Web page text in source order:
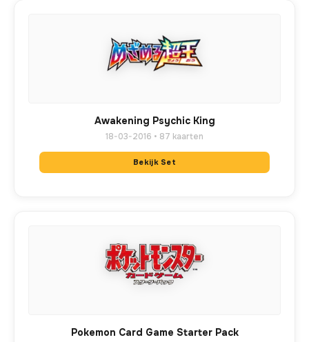
Awakening Psychic King
18-03-2016 • 87 kaarten
Bekijk Set
Pokemon Card Game Starter Pack